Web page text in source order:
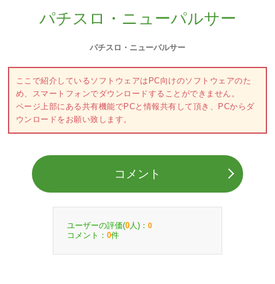
パチスロ・ニューパルサー
パチスロ・ニューパルサー
ここで紹介しているソフトウェアはPC向けのソフトウェアのた
め、スマートフォンでダウンロードすることができません。
ページ上部にある共有機能でPCと情報共有して頂き、PCからダ
ウンロードをお願い致します。
コメント
ユーザーの評価(0 人)： 0
コメント： 0件